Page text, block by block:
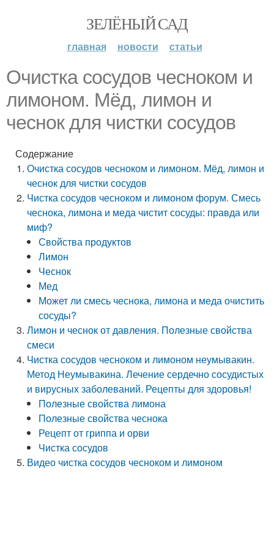
ЗЕЛЁНЫЙ САД
главная новости статьи
Очистка сосудов чесноком и
лимоном. Мёд, лимон и
чеснок для чистки сосудов
Содержание
Очистка сосудов чесноком и лимоном. Мёд, лимон и
чеснок для чистки сосудов
Чистка сосудов чесноком и лимоном форум. Смесь
чеснока, лимона и меда чистит сосуды: правда или
миф?
Свойства продуктов
Лимон
Чеснок
Мед
Может ли смесь чеснока, лимона и меда очистить
сосуды?
Лимон и чеснок от давления. Полезные свойства
смеси
Чистка сосудов чесноком и лимоном неумывакин.
Метод Неумывакина. Лечение сердечно сосудистых
и вирусных заболеваний. Рецепты для здоровья!
Полезные свойства лимона
Полезные свойства чеснока
Рецепт от гриппа и орви
Чистка сосудов
Видео чистка сосудов чесноком и лимоном